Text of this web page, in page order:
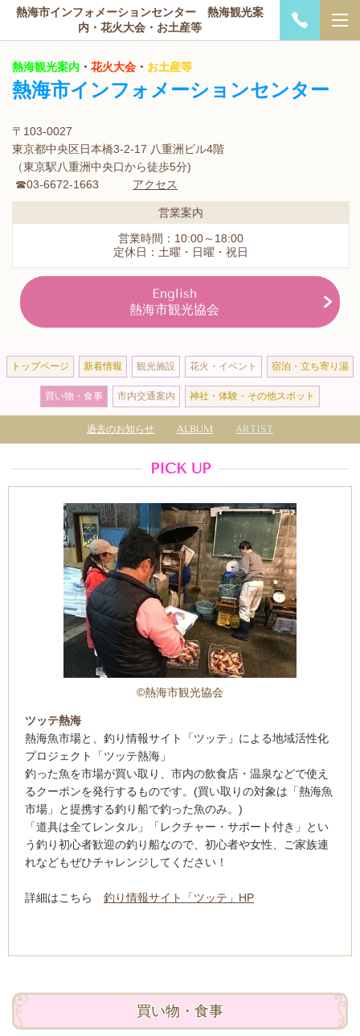
熱海市インフォメーションセンター 熱海観光案
内・花火大会・お土産等
熱海観光案内 ・ 花火大会 ・ お土産等
熱海市インフォメーションセンター
〒103-0027
東京都中央区日本橋3-2-17 八重洲ビル4階
（東京駅八重洲中央口から徒歩5分)
☎03-6672-1663 アクセス
営業案内
営業時間：10:00～18:00
定休日：土曜・日曜・祝日
English
熱海市観光協会
トップページ 新着情報 観光施設 花火・イベント 宿泊・立ち寄り湯
買い物・食事 市内交通案内 神社・体験・その他スポット
過去のお知らせ ALBUM ARTIST
PICK UP
©熱海市観光協会
ツッテ熱海
熱海魚市場と、釣り情報サイト「ツッテ」による地域活性化
プロジェクト「ツッテ熱海」
釣った魚を市場が買い取り、市内の飲食店・温泉などで使え
るクーポンを発行するものです。(買い取りの対象は「熱海魚
市場」と提携する釣り船で釣った魚のみ。)
「道具は全てレンタル」「レクチャー・サポート付き」とい
う釣り初心者歓迎の釣り船なので、初心者や女性、ご家族連
れなどもぜひチャレンジしてください！
詳細はこちら 釣り情報サイト「ツッテ」HP
買い物・食事